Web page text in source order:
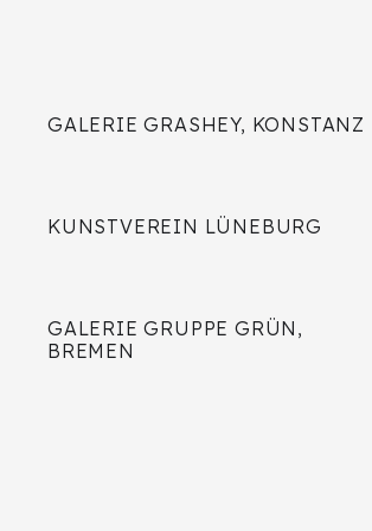
GALERIE GRASHEY, KONSTANZ
KUNSTVEREIN LÜNEBURG
GALERIE GRUPPE GRÜN,
BREMEN